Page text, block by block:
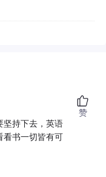
坚持下去，英语
看书一切皆有可
赞